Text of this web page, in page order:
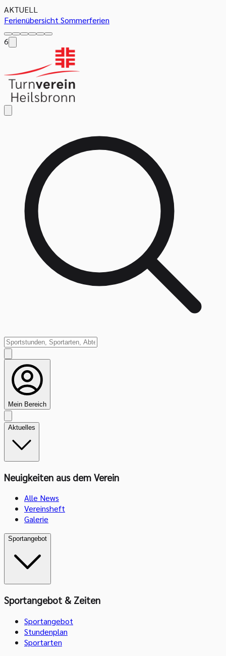
AKTUELL
Ferienübersicht Sommerferien
6
Mein Bereich
Aktuelles
Neuigkeiten aus dem Verein
Alle News
Vereinsheft
Galerie
Sportangebot
Sportangebot & Zeiten
Sportangebot
Stundenplan
Sportarten